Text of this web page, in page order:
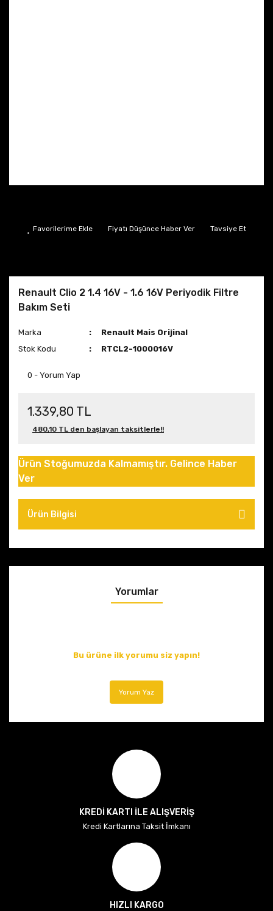
Fiyatı Düşünce Haber Ver Tavsiye Et
Renault Clio 2 1.4 16V - 1.6 16V Periyodik Filtre
Bakım Seti
Marka
Renault Mais Orijinal
Stok Kodu
RTCL2-1000016V
0 - Yorum Yap
1.339,80 TL
480,10 TL den başlayan taksitlerle!!
Ürün Stoğumuzda Kalmamıştır. Gelince Haber
Ver
Ürün Bilgisi
Yorumlar
Bu ürüne ilk yorumu siz yapın!
Yorum Yaz
KREDİ KARTI İLE ALIŞVERİŞ
Kredi Kartlarına Taksit İmkanı
HIZLI KARGO